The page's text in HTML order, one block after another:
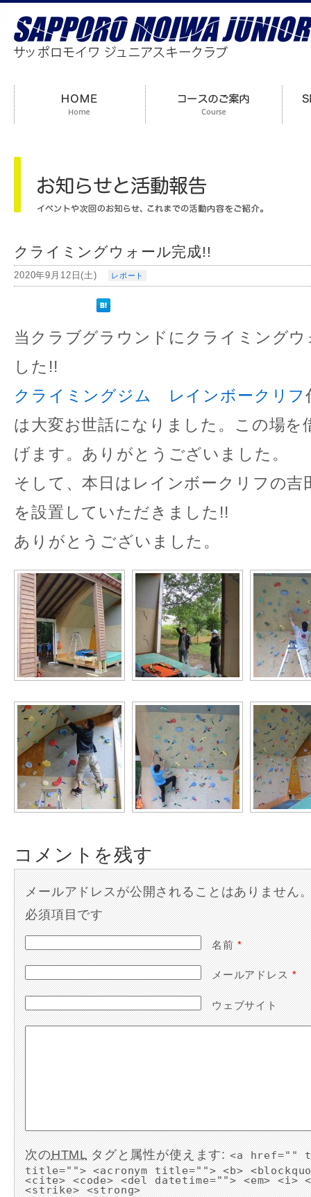
クライミングウォール完成!!
2020年9月12日(土) レポート
当クラブグラウンドにクライミング
した!!
クライミングジム レインボークリフ
は大変お世話になりました。この場を
げます。ありがとうございました。
そして、本日はレインボークリフの吉
を設置していただきました!!
ありがとうございました。
コメントを残す
メールアドレスが公開されることはありません
必須項目です
名前*
メールアドレス*
ウェブサイト
次のHTMLタグと属性が使えます:<a href=""
title=""> <acronym title=""> <b>
<cite> <code> <del datetime=""> <em> <i>
<strike> <strong>